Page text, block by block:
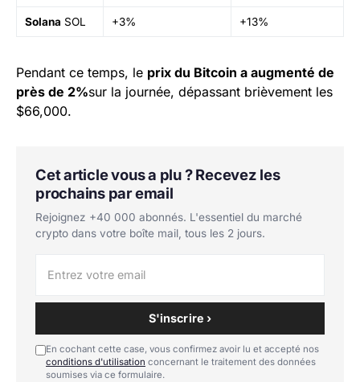
Solana SOL +3% +13%
Pendant ce temps, le prix du Bitcoin a augmenté de
près de 2%sur la journée, dépassant brièvement les
$66,000.
Cet article vous a plu ? Recevez les
prochains par email
Rejoignez +40 000 abonnés. L'essentiel du marché
crypto dans votre boîte mail, tous les 2 jours.
S'inscrire ›
En cochant cette case, vous confirmez avoir lu et accepté nos
conditions d'utilisation concernant le traitement des données
soumises via ce formulaire.